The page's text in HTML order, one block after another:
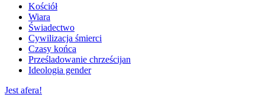
Kościół
Wiara
Świadectwo
Cywilizacja śmierci
Czasy końca
Prześladowanie chrześcijan
Ideologia gender
Jest afera!